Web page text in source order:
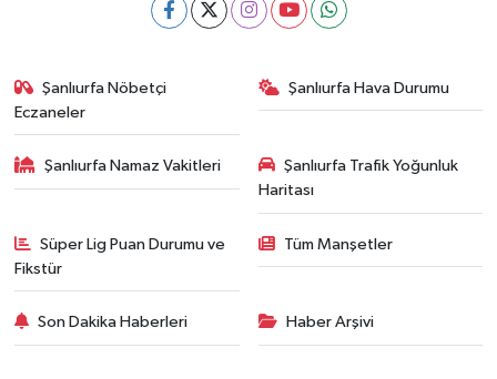
Şanlıurfa Nöbetçi
Eczaneler
Şanlıurfa Hava Durumu
Şanlıurfa Namaz Vakitleri
Şanlıurfa Trafik Yoğunluk
Haritası
Süper Lig Puan Durumu ve
Fikstür
Tüm Manşetler
Son Dakika Haberleri Haber Arşivi